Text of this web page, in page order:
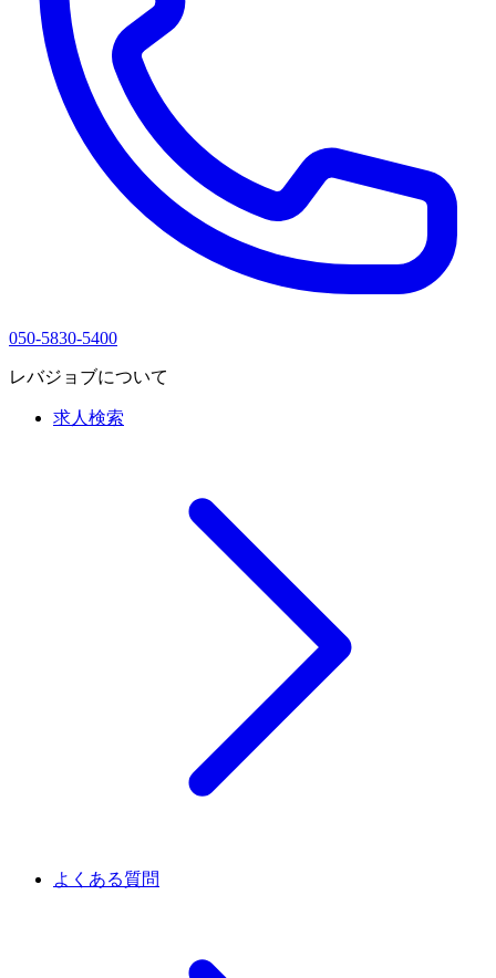
050-5830-5400
レバジョブについて
求人検索
よくある質問